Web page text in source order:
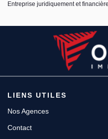
Entreprise juridiquement et
LIENS UTILES
Nos Agences
Contact